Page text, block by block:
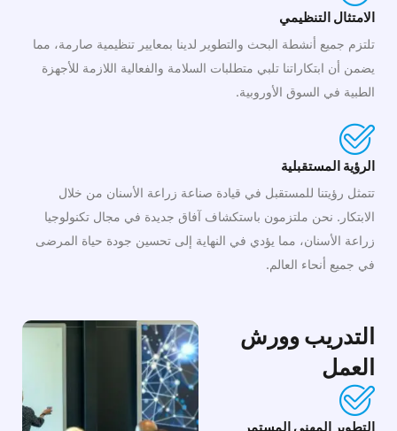
الامتثال التنظيمي
تلتزم جميع أنشطة البحث والتطوير لدينا بمعايير تنظيمية صارمة، مما
يضمن أن ابتكاراتنا تلبي متطلبات السلامة والفعالية اللازمة للأجهزة
الطبية في السوق الأوروبية.
الرؤية المستقبلية
تتمثل رؤيتنا للمستقبل في قيادة صناعة زراعة الأسنان من خلال
الابتكار. نحن ملتزمون باستكشاف آفاق جديدة في مجال تكنولوجيا
زراعة الأسنان، مما يؤدي في النهاية إلى تحسين جودة حياة المرضى
في جميع أنحاء العالم.
التدريب وورش
العمل
التطوير المهني المستمر